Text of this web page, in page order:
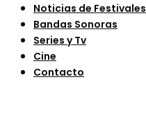
Noticias de Festivales
Bandas Sonoras
Series y Tv
Cine
Contacto